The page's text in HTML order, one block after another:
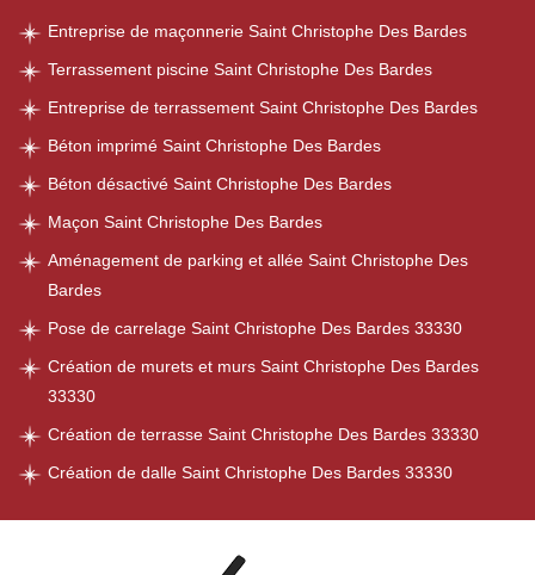
Entreprise de maçonnerie Saint Christophe Des Bardes
Terrassement piscine Saint Christophe Des Bardes
Entreprise de terrassement Saint Christophe Des Bardes
Béton imprimé Saint Christophe Des Bardes
Béton désactivé Saint Christophe Des Bardes
Maçon Saint Christophe Des Bardes
Aménagement de parking et allée Saint Christophe Des
Bardes
Pose de carrelage Saint Christophe Des Bardes 33330
Création de murets et murs Saint Christophe Des Bardes
33330
Création de terrasse Saint Christophe Des Bardes 33330
Création de dalle Saint Christophe Des Bardes 33330